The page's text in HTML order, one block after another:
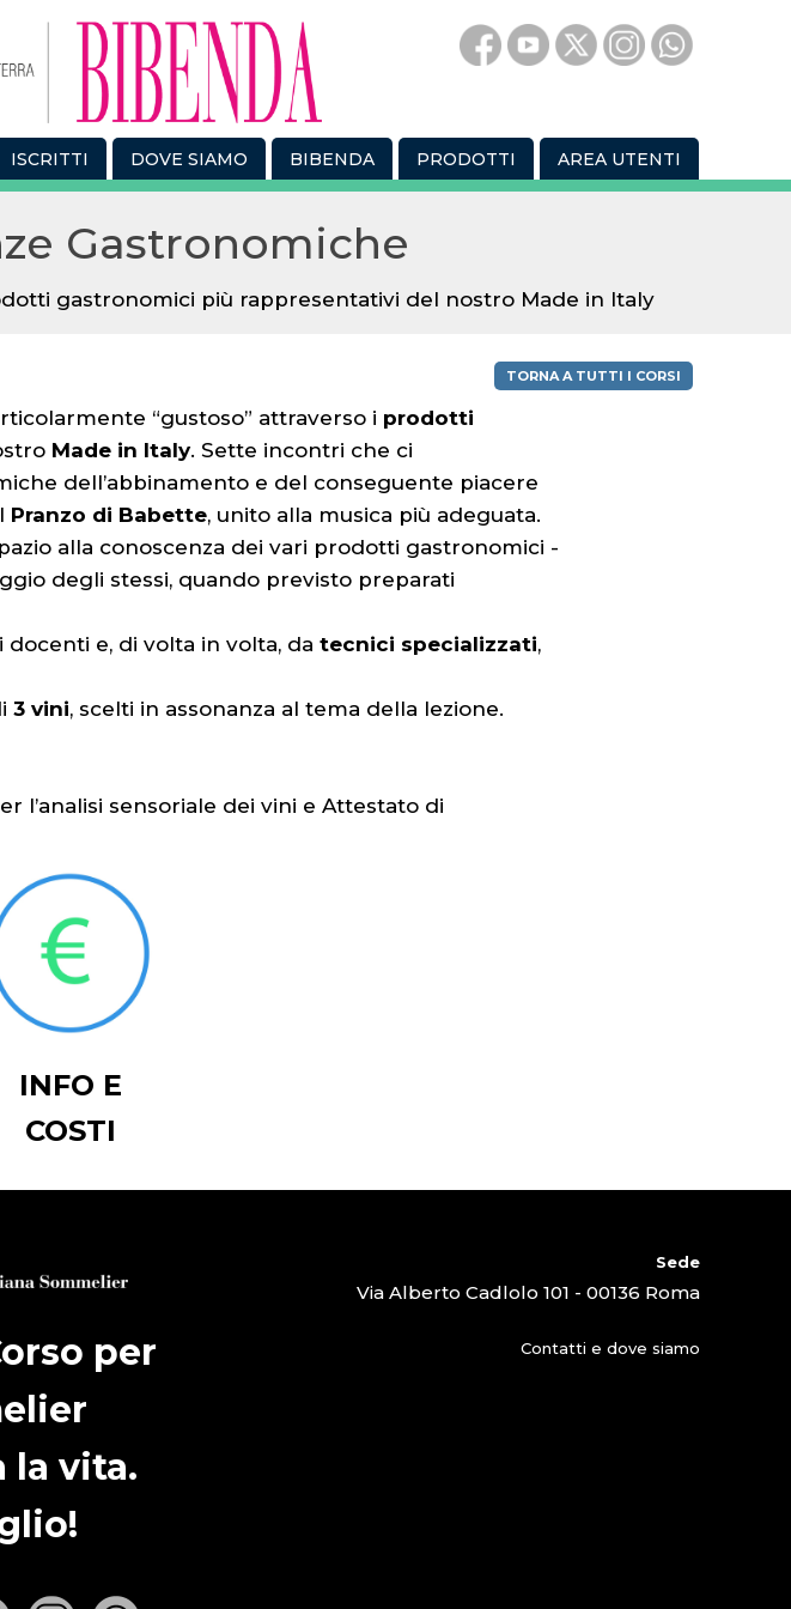
ISCRITTI DOVE SIAMO BIBENDA PRODOTTI AREA UTENTI
Gastronomiche
gastronomici più rappresentativi del nostro Made in Italy
TORNA A TUTTI I CORSI
“gustoso” attraverso i prodotti
Made in Italy. Sette incontri che ci
dell’abbinamento e del conseguente piacere
Pranzo di Babette, unito alla musica più adeguata.
alla conoscenza dei vari prodotti gastronomici -
degli stessi, quando previsto preparati
e, di volta in volta, da tecnici specializzati,
3 vini, scelti in assonanza al tema della lezione.
l’analisi sensoriale dei vini e Attestato di
INFO E
COSTI
per
la vita.
Sede
Via Alberto Cadlolo 101 - 00136 Roma
Contatti e dove siamo